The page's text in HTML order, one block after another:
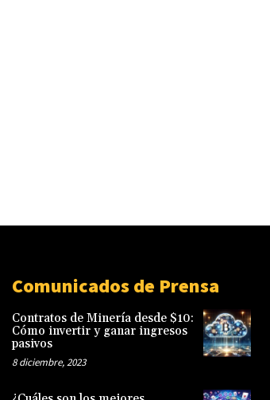
Comunicados de Prensa
Contratos de Minería desde $10:
Cómo invertir y ganar ingresos
pasivos
8 diciembre, 2023